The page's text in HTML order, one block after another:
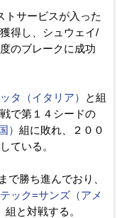
トサービスが入った
得し、シュウェイ/
のブレークに成功
タ（イタリア）
と組
で第１４シードの
） 組に敗れ、２００
ている。
で勝ち進んでおり、
ック=サンズ（アメ
組と対戦する。